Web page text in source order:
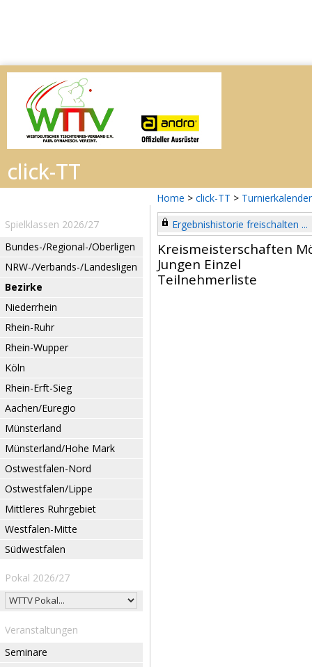
Home > click-TT > Turnierkalender
Spielklassen 2026/27
Bundes-/Regional-/Oberligen
NRW-/Verbands-/Landesligen
Bezirke
Niederrhein
Rhein-Ruhr
Rhein-Wupper
Köln
Rhein-Erft-Sieg
Aachen/Euregio
Münsterland
Münsterland/Hohe Mark
Ostwestfalen-Nord
Ostwestfalen/Lippe
Mittleres Ruhrgebiet
Westfalen-Mitte
Südwestfalen
Pokal 2026/27
Veranstaltungen
Seminare
Ergebnishistorie freischalten ...
Kreismeisterschaften
Jungen Einzel
Teilnehmerliste